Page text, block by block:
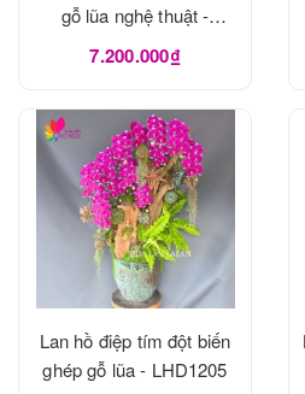
gỗ lũa nghệ thuật -
LHD1273
7.200.000₫
Lan hồ điệp tím đột biến
ghép gỗ lũa - LHD1205